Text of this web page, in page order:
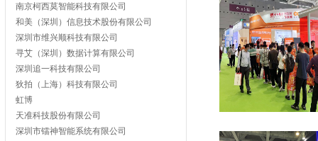
南京柯西莫智能科技有限公司
和美（深圳）信息技术股份有限公司
深圳市维兴顺科技有限公司
寻艾（深圳）数据计算有限公司
深圳追一科技有限公司
狄拍（上海）科技有限公司
虹博
天准科技股份有限公司
深圳市镭神智能系统有限公司